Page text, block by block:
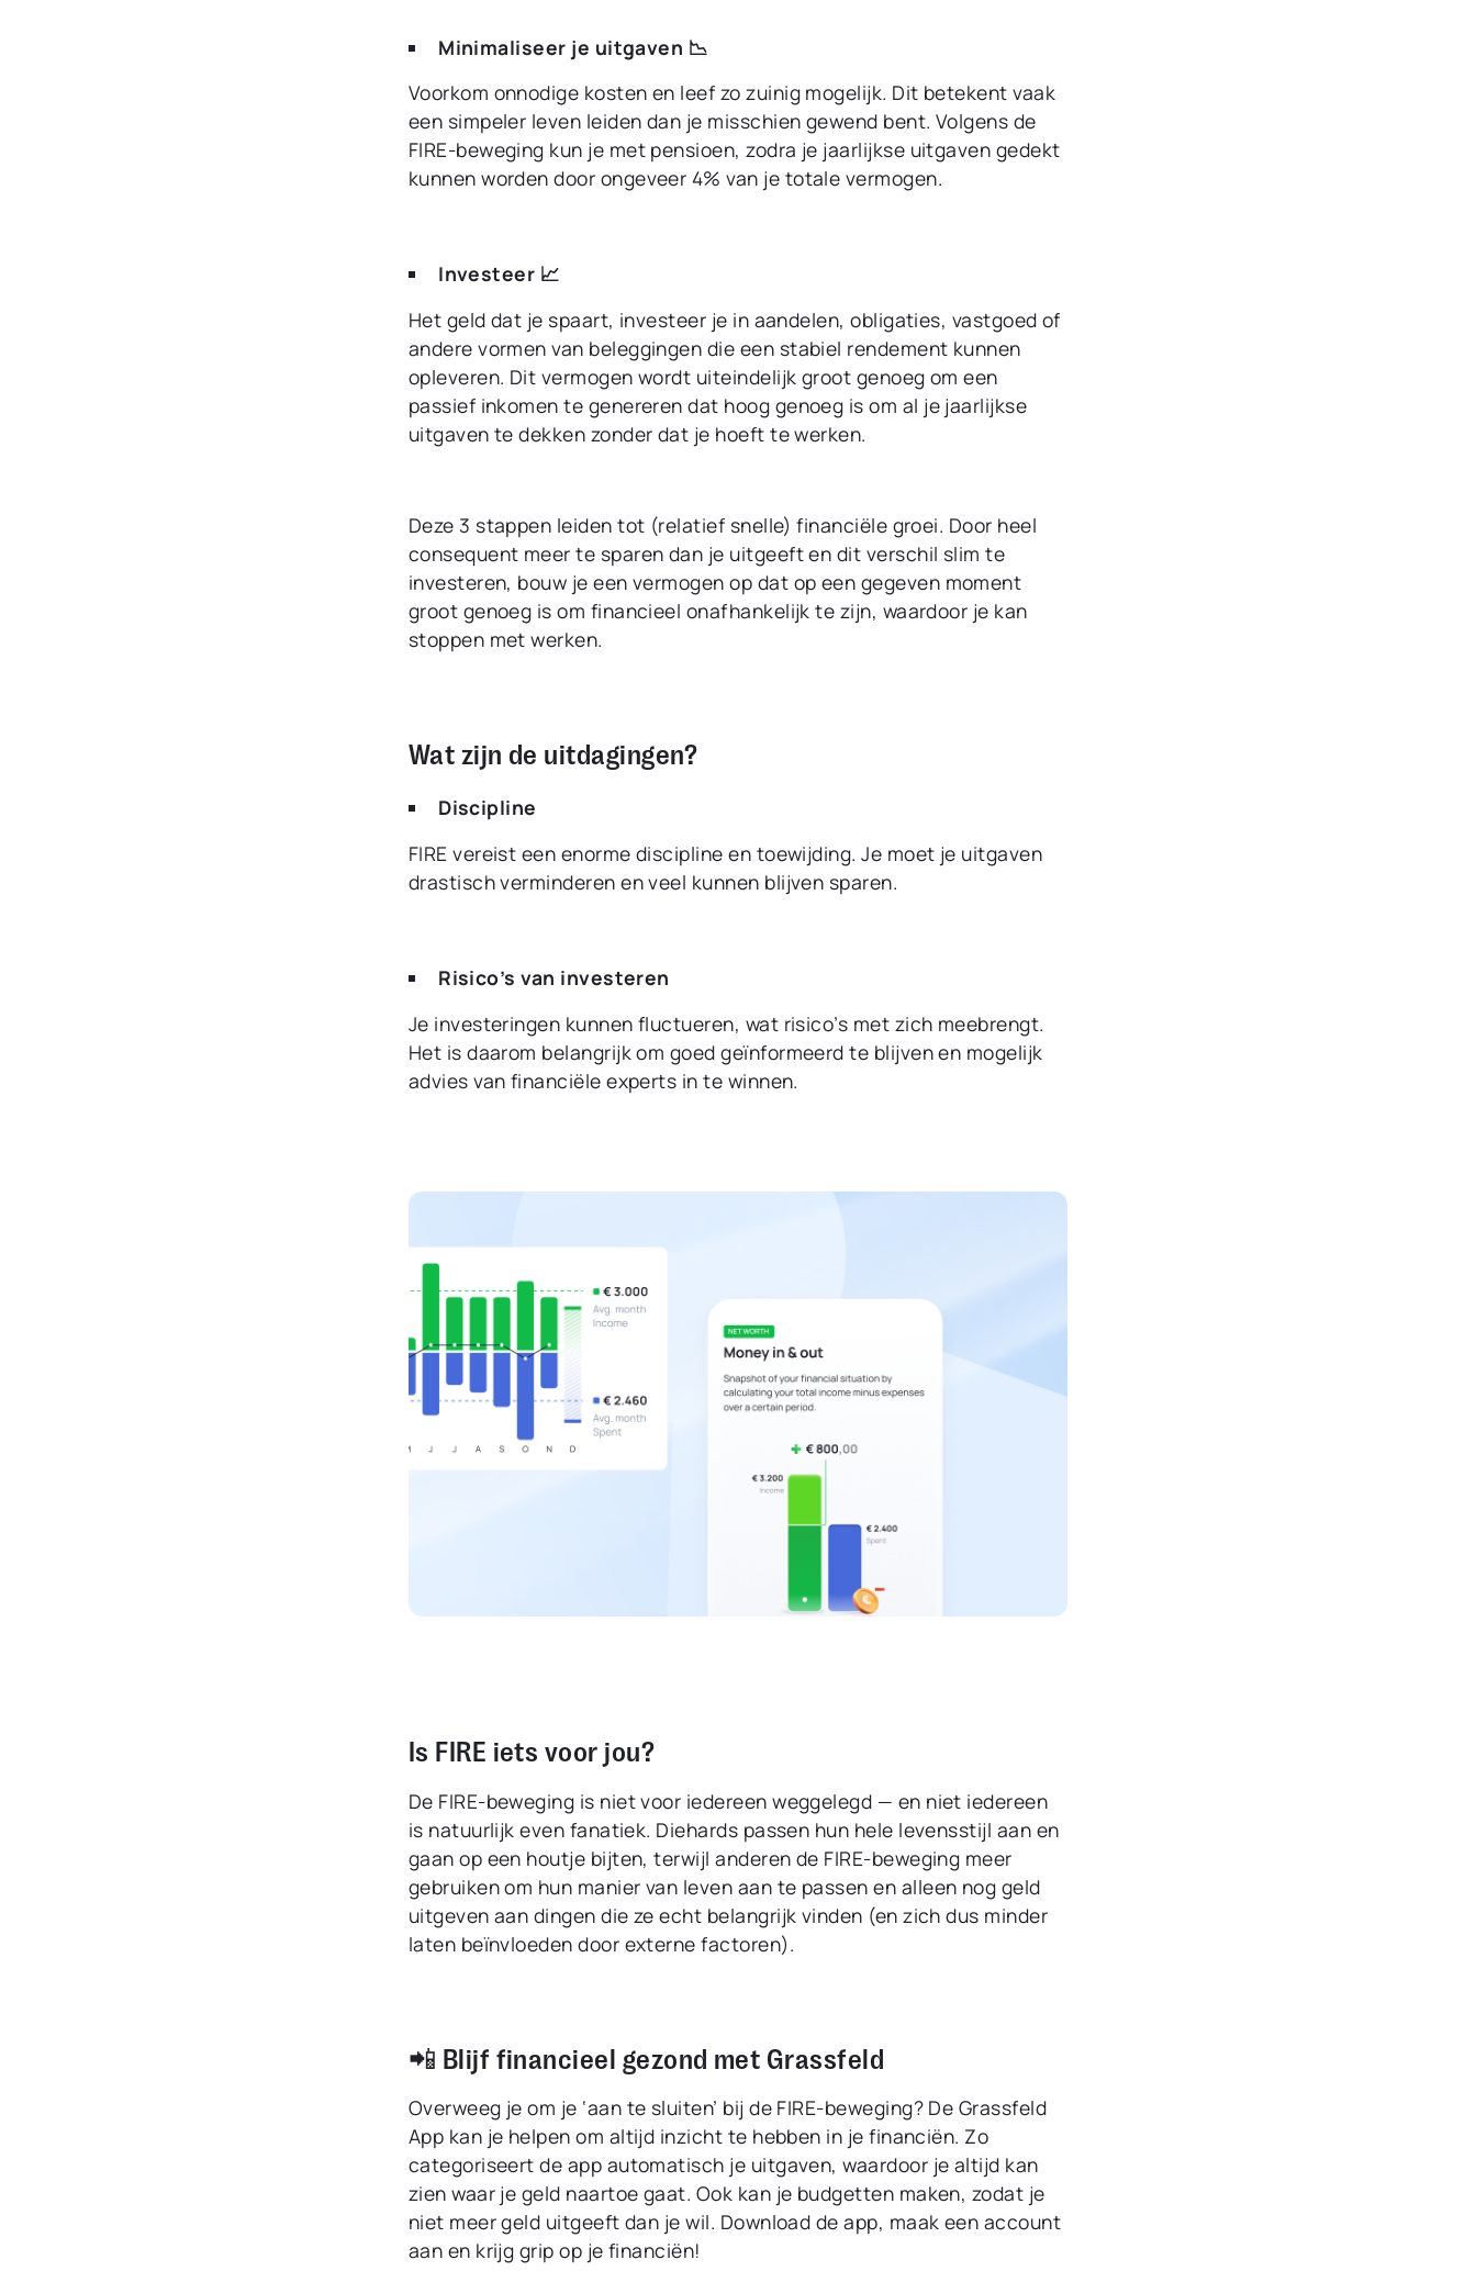
Minimaliseer je uitgaven 📉
Voorkom onnodige kosten en leef zo zuinig mogelijk. Dit betekent vaak
een simpeler leven leiden dan je misschien gewend bent. Volgens de
FIRE-beweging kun je met pensioen, zodra je jaarlijkse uitgaven gedekt
kunnen worden door ongeveer 4% van je totale vermogen.
Investeer 📈
Het geld dat je spaart, investeer je in aandelen, obligaties, vastgoed of
andere vormen van beleggingen die een stabiel rendement kunnen
opleveren. Dit vermogen wordt uiteindelijk groot genoeg om een
passief inkomen te genereren dat hoog genoeg is om al je jaarlijkse
uitgaven te dekken zonder dat je hoeft te werken.
Deze 3 stappen leiden tot (relatief snelle) financiële groei. Door heel
consequent meer te sparen dan je uitgeeft en dit verschil slim te
investeren, bouw je een vermogen op dat op een gegeven moment
groot genoeg is om financieel onafhankelijk te zijn, waardoor je kan
stoppen met werken.
Wat zijn de uitdagingen?
Discipline
FIRE vereist een enorme discipline en toewijding. Je moet je uitgaven
drastisch verminderen en veel kunnen blijven sparen.
Risico’s van investeren
Je investeringen kunnen fluctueren, wat risico’s met zich meebrengt.
Het is daarom belangrijk om goed geïnformeerd te blijven en mogelijk
advies van financiële experts in te winnen.
Is FIRE iets voor jou?
De FIRE-beweging is niet voor iedereen weggelegd — en niet iedereen
is natuurlijk even fanatiek. Diehards passen hun hele levensstijl aan en
gaan op een houtje bijten, terwijl anderen de FIRE-beweging meer
gebruiken om hun manier van leven aan te passen en alleen nog geld
uitgeven aan dingen die ze echt belangrijk vinden (en zich dus minder
laten beïnvloeden door externe factoren).
📲 Blijf financieel gezond met Grassfeld
Overweeg je om je ‘aan te sluiten’ bij de FIRE-beweging? De Grassfeld
App kan je helpen om altijd inzicht te hebben in je financiën. Zo
categoriseert de app automatisch je uitgaven, waardoor je altijd kan
zien waar je geld naartoe gaat. Ook kan je budgetten maken, zodat je
niet meer geld uitgeeft dan je wil. Download de app, maak een account
aan en krijg grip op je financiën!